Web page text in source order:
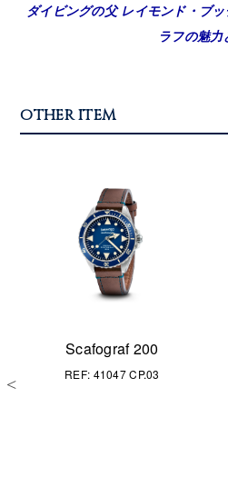
ダイビングの父 レイモンド・ブ
ラフの魅力
OTHER ITEM
Scafograf 200
REF: 41047 CP.03